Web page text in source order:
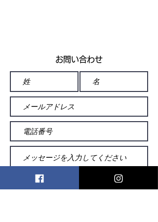
お問い合わせ